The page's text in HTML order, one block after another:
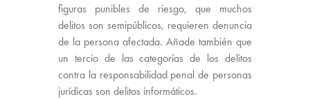
figuras punibles de riesgo, que muchos
delitos son semipúblicos, requieren denuncia
de la persona afectada. Añade también que
un tercio de las categorías de los delitos
contra la responsabilidad penal de personas
jurídicas son delitos informáticos.